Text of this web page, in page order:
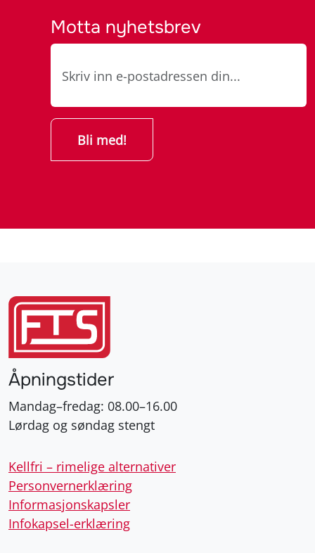
Åpningstider
Mandag–fredag: 08.00–16.00
Lørdag og søndag stengt
Kellfri – rimelige alternativer
Personvernerklæring
Infokapsel-erklæring
Vinstra